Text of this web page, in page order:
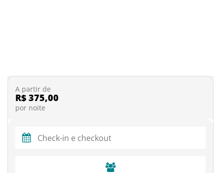
A partir de
R$ 375,00
por noite